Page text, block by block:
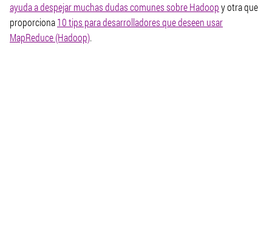
ayuda a despejar muchas dudas comunes sobre Hadoopy otra que
proporciona10 tips para desarrolladores que deseen usar
MapReduce (Hadoop).
VISITA EL SITIO WEB